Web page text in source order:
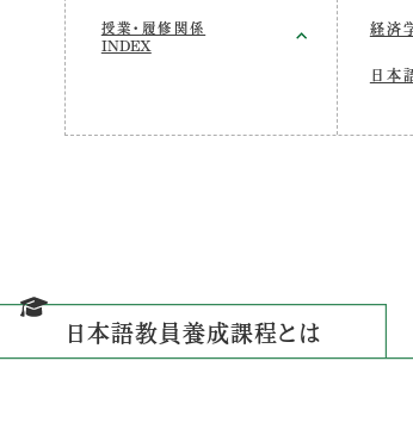
授業・履修関係
INDEX
経済
日本
日本語教員養成課程とは